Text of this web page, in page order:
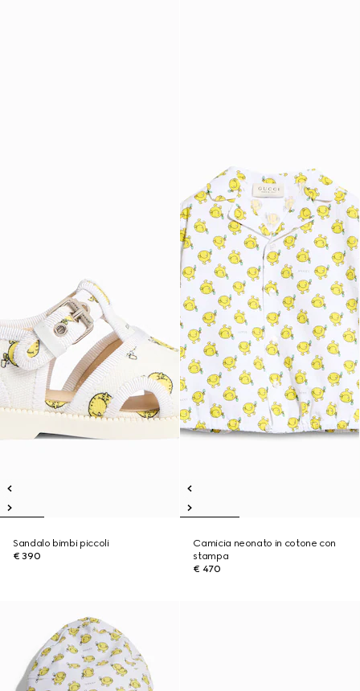
Sandalo bimbi piccoli
€ 390
Camicia neonato in cotone con
stampa
€ 470